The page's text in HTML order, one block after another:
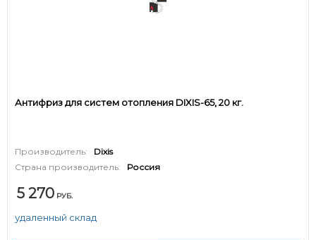
Антифриз для систем отопления DIXIS-65, 20 кг.
Производитель:
Dixis
Страна производитель:
Россия
5 270 РУБ.
удаленный склад